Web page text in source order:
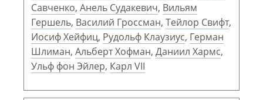
Савченко, Анель Судакевич, Вильям
Гершель, Василий Гроссман, Тейлор Свифт,
Иосиф Хейфиц, Рудольф Клаузиус, Герман
Шлиман, Альберт Хофман, Даниил Хармс,
Ульф фон Эйлер, Карл VII